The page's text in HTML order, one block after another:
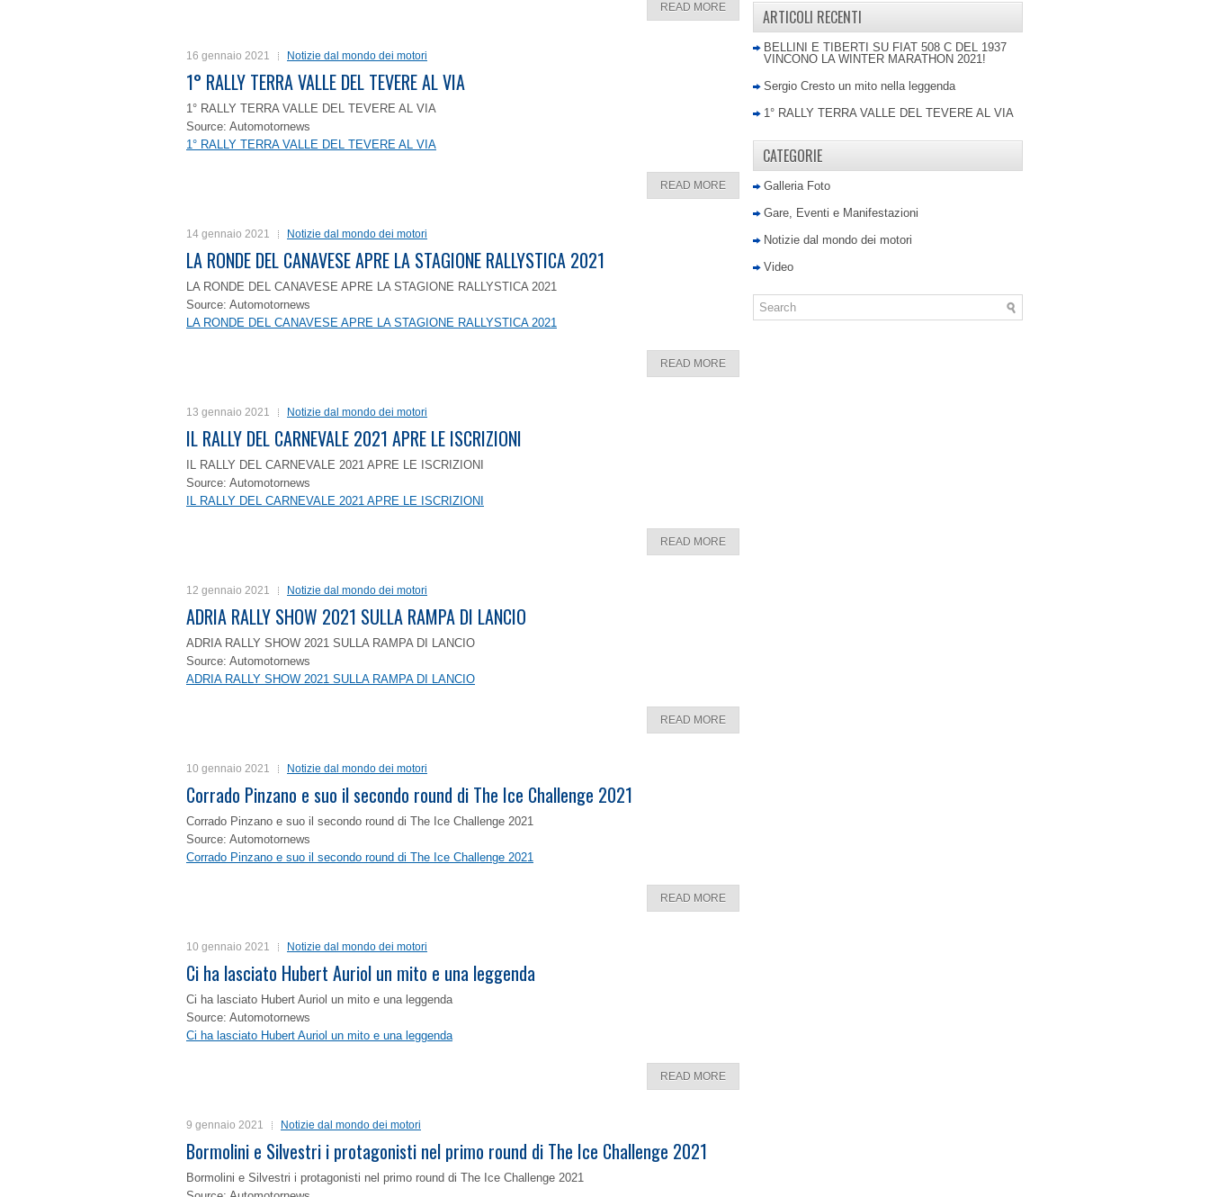
READ MORE
16 gennaio 2021 Notizie dal mondo dei motori
1° RALLY TERRA VALLE DEL TEVERE AL VIA
1° RALLY TERRA VALLE DEL TEVERE AL VIA
Source: Automotornews
1° RALLY TERRA VALLE DEL TEVERE AL VIA
READ MORE
14 gennaio 2021 Notizie dal mondo dei motori
LA RONDE DEL CANAVESE APRE LA STAGIONE RALLYSTICA 2021
LA RONDE DEL CANAVESE APRE LA STAGIONE RALLYSTICA 2021
Source: Automotornews
LA RONDE DEL CANAVESE APRE LA STAGIONE RALLYSTICA 2021
READ MORE
13 gennaio 2021 Notizie dal mondo dei motori
IL RALLY DEL CARNEVALE 2021 APRE LE ISCRIZIONI
IL RALLY DEL CARNEVALE 2021 APRE LE ISCRIZIONI
Source: Automotornews
IL RALLY DEL CARNEVALE 2021 APRE LE ISCRIZIONI
READ MORE
12 gennaio 2021 Notizie dal mondo dei motori
ADRIA RALLY SHOW 2021 SULLA RAMPA DI LANCIO
ADRIA RALLY SHOW 2021 SULLA RAMPA DI LANCIO
Source: Automotornews
ADRIA RALLY SHOW 2021 SULLA RAMPA DI LANCIO
READ MORE
10 gennaio 2021 Notizie dal mondo dei motori
Corrado Pinzano e suo il secondo round di The Ice Challenge 2021
Corrado Pinzano e suo il secondo round di The Ice Challenge 2021
Source: Automotornews
Corrado Pinzano e suo il secondo round di The Ice Challenge 2021
READ MORE
10 gennaio 2021 Notizie dal mondo dei motori
Ci ha lasciato Hubert Auriol un mito e una leggenda
Ci ha lasciato Hubert Auriol un mito e una leggenda
Source: Automotornews
Ci ha lasciato Hubert Auriol un mito e una leggenda
READ MORE
9 gennaio 2021 Notizie dal mondo dei motori
Bormolini e Silvestri i protagonisti nel primo round di The Ice Challenge 2021
Bormolini e Silvestri i protagonisti nel primo round di The Ice Challenge 2021
ARTICOLI RECENTI
BELLINI E TIBERTI SU FIAT 508 C DEL 1937
VINCONO LA WINTER MARATHON 2021!
Sergio Cresto un mito nella leggenda
1° RALLY TERRA VALLE DEL TEVERE AL VIA
CATEGORIE
Galleria Foto
Gare, Eventi e Manifestazioni
Notizie dal mondo dei motori
Video